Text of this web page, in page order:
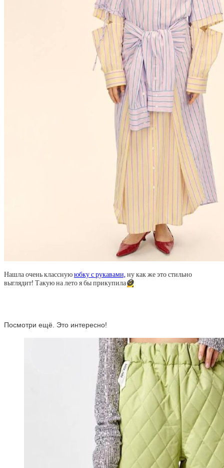
Нашла очень класснуююбку с рукавами,ну как же это стильно
выглядит! Такую на лето я бы прикупила😅
Посмотри ещё. Это интересно!